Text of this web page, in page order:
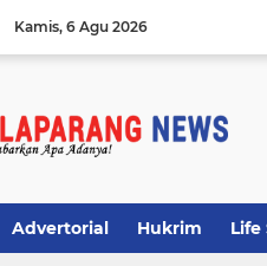
Kamis 6 Agu 2026
Advertorial Hukrim Life